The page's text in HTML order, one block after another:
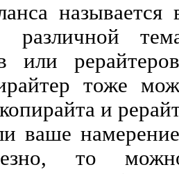
называется
различной
или
тоже
и
ваше
то